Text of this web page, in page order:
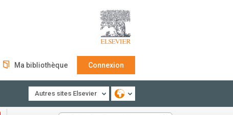
Ma bibliothèque Connexion
Autres sites Elsevier